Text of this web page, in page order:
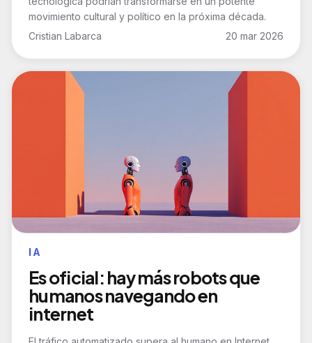
movimiento cultural y político en la próxima década.
Cristian Labarca
20 mar 2026
IA
Es oficial: hay más robots que
humanos navegando en
internet